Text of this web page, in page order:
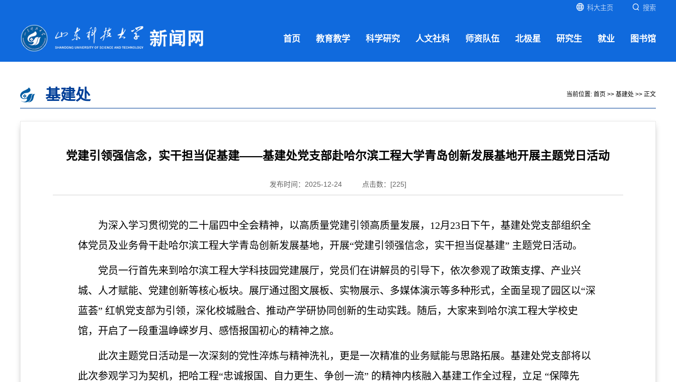
科大主页 搜索
首页 教育教学 科学研究 人文社科 师资队伍 北极星 研究生 就业 图书馆
基建处 当前位置: 首页 >> 基建处 >> 正文
党建引领强信念，实干担当促基建——基建处党支部赴哈尔滨工程大学青岛创新发展基地开展主题党日活动
发布时间：2025-12-24 点击数：[225]
为深入学习贯彻党的二十届四中全会精神，以高质量党建引领高质量发展，12月23日下午，基建处党支部组织全
体党员及业务骨干赴哈尔滨工程大学青岛创新发展基地，开展“党建引领强信念，实干担当促基建” 主题党日活动。
党员一行首先来到哈尔滨工程大学科技园党建展厅，党员们在讲解员的引导下，依次参观了政策支撑、产业兴
城、人才赋能、党建创新等核心板块。展厅通过图文展板、实物展示、多媒体演示等多种形式，全面呈现了园区以“深
蓝荟” 红帆党支部为引领，深化校城融合、推动产学研协同创新的生动实践。随后，大家来到哈尔滨工程大学校史
馆，开启了一段重温峥嵘岁月、感悟报国初心的精神之旅。
此次主题党日活动是一次深刻的党性淬炼与精神洗礼，更是一次精准的业务赋能与思路拓展。基建处党支部将以
此次参观学习为契机，把哈工程“忠诚报国、自力更生、争创一流” 的精神内核融入基建工作全过程，立足 “保障先